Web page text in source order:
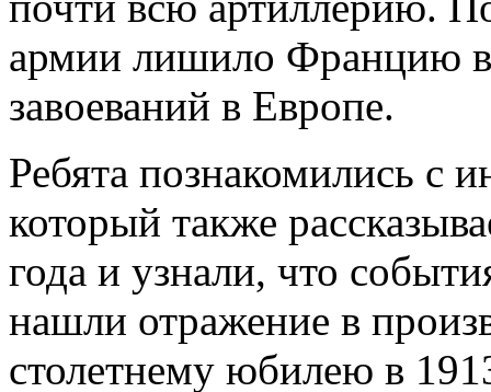
армии лишило Францию
завоеваний в Европе.
Ребята познакомились с
который также
года и узнали, что
нашли отражение в
столетнему юбилею в